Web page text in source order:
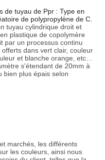
de tuyau de Ppr : Type en
de polypropylène de C.
tuyau cylindrique droit et
plastique de copolymère
par un processus continu
dans vert clair, couleur
et blanche orange, etc…
s'étendant de 20mm à
bien plus épais selon
marchés, les différents
les couleurs, ainsi nous